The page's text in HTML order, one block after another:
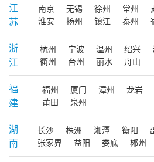
江
苏
南京 无锡 徐州 常州
淮安
扬州 镇江 泰州
浙
江
杭州 宁波 温州 绍兴
衢州
台州 丽水 舟山
福
建
福州 厦门 漳州 龙岩
莆田
泉州
湖
南
长沙 株洲 湘潭 衡阳
张家界
益阳 娄底 郴州